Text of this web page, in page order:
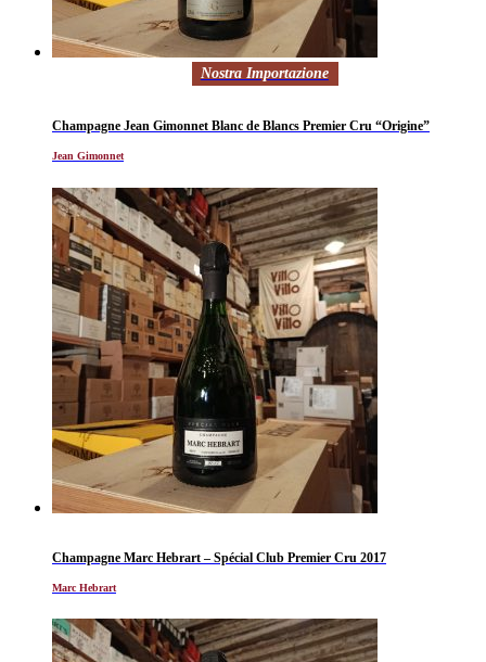
Nostra Importazione
Champagne Jean Gimonnet Blanc de Blancs Premier Cru “Origine”
Jean Gimonnet
Champagne Marc Hebrart – Spécial Club Premier Cru 2017
Marc Hebrart